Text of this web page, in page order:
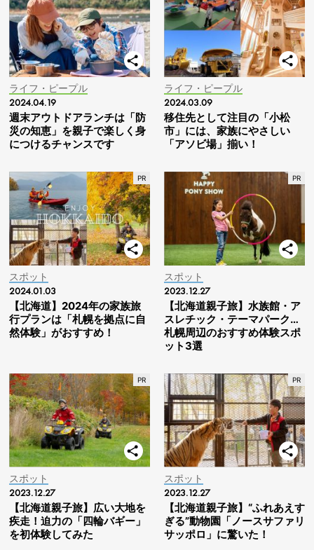
ライフ・ピープル
2024.04.19
週末アウトドアランチは「防
災の知恵」を親子で楽しく身
につけるチャンスです
ライフ・ピープル
2024.03.09
移住先として注目の「小松
市」には、家族にやさしい
「アソビ場」揃い！
スポット
2024.01.03
【北海道】2024年の家族旅
行プランは「札幌を拠点に自
然体験」がおすすめ！
スポット
2023.12.27
【北海道親子旅】水族館・ア
スレチック・テーマパーク…
札幌周辺のおすすめ体験スポ
ット3選
スポット
2023.12.27
【北海道親子旅】広い大地を
疾走！迫力の「四輪バギー」
を初体験してみた
スポット
2023.12.27
【北海道親子旅】“ふれあえす
ぎる”動物園「ノースサファリ
サッポロ」に驚いた！